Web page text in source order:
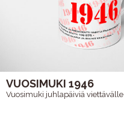
VUOSIMUKI 1946
Vuosimuki juhlapäiviä viettävälle